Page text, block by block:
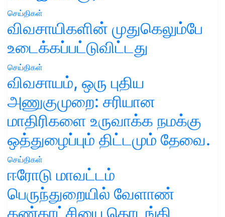
செய்திகள்
விவசாயிகளின் முதுகெலும்பே
உடைக்கப்பட்டுவிட்டது
செய்திகள்
விவசாயம், ஒரு புதிய
அணுகுமுறை: சரியான
மாதிரிகளை உருவாக்க நமக்கு
ஒத்துழைப்பும் திட்டமும் தேவை.
செய்திகள்
ஈரோடு மாவட்டம்
பெருந்துறையில் வேளாண்
கண்காட்சியை தொடங்கி